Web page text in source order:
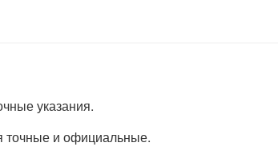
указания.
точные и официальные.